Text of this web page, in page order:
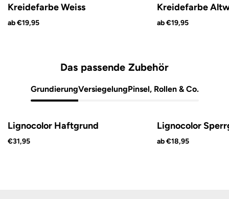
Kreidefarbe Weiss
ab €19,95
Kreidefarbe
ab €19,95
Das passende Zubehör
GrundierungVersiegelungPinsel, Rollen & Co.
Lignocolor Haftgrund
€31,95
Lignocolor
ab €18,95